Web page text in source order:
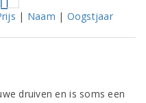
| Naam | Oogstjaar
druiven en is soms een